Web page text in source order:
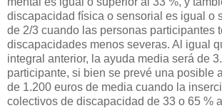
discapacidad física o sensorial es igual o
de 2/3 cuando las personas participantes
discapacidades menos severas. Al igual
integral anterior, la ayuda media será de
participante, si bien se prevé una posible
de 1.200 euros de media cuando la
colectivos de discapacidad de 33 o 65 %